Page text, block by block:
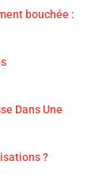
bouchée :
Dans Une
?